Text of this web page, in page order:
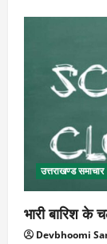
उत्तराखण्ड समाचार
भारी बारिश
Devbhoomi